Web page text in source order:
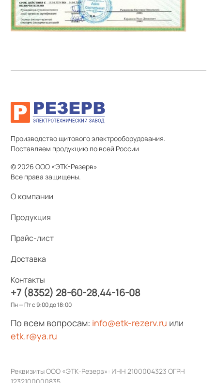
Производство щитового электрооборудования.
Поставляем продукцию по всей России
© 2026 ООО «ЭТК-Резерв»
Все права защищены.
О компании
Продукция
Прайс-лист
Доставка
Контакты
+7 (8352) 28-60-28 44-16-08
Пн — Пт с 9:00 до 18:00
По всем вопросам: info@etk-rezerv.ru или
etk.r@ya.ru
Реквизиты ООО «ЭТК-Резерв»: ИНН 2100004323 ОГРН